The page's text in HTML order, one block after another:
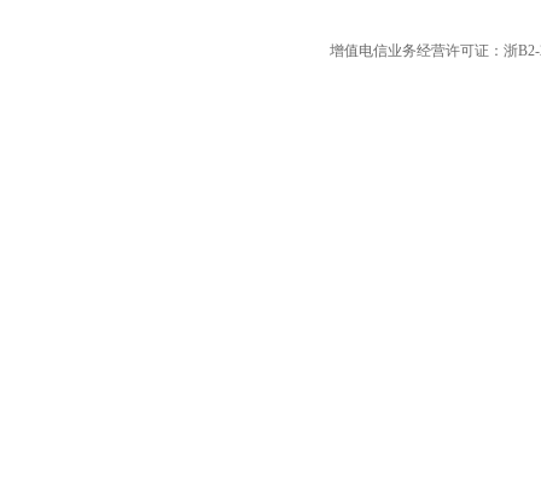
增值电信业务经营许可证：浙